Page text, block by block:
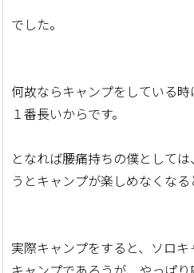
でした。
何故ならキャンプをしている
１番長いからです。
となれば腰痛持ちの僕として
うとキャンプが楽しめなくなる
実際キャンプをすると、ソロ